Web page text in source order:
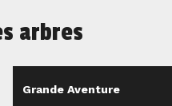
arbres
Grande Aventure